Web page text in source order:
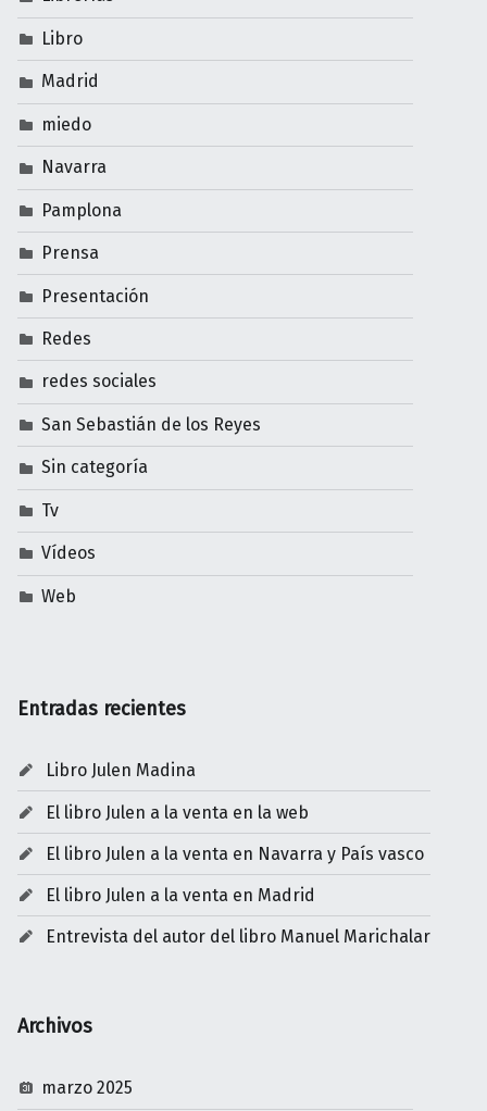
Libro
Madrid
miedo
Navarra
Pamplona
Prensa
Presentación
Redes
redes sociales
San Sebastián de los Reyes
Sin categoría
Tv
Vídeos
Web
Entradas recientes
Libro Julen Madina
El libro Julen a la venta en la web
El libro Julen a la venta en Navarra y País vasco
El libro Julen a la venta en Madrid
Entrevista del autor del libro Manuel Marichalar
Archivos
marzo 2025